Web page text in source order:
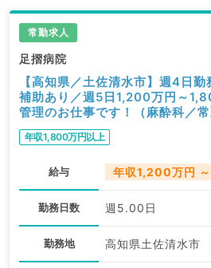
常勤求人
足摺病院
【高知県／土佐清水市】週4日
補助あり／週5日1,200万円～
管理のお仕事です！（麻酔科／常
年収1,800万円以上
給与 年収1,200万円
勤務日数 週5.00日
勤務地 高知県土佐清水市